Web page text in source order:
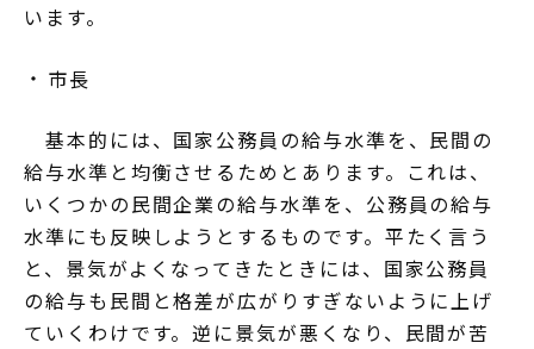
います。
市長
基本的には、国家公務員の給与水準を、民間の
給与水準と均衡させるためとあります。これは、
いくつかの民間企業の給与水準を、公務員の給与
水準にも反映しようとするものです。平たく言う
と、景気がよくなってきたときには、国家公務員
の給与も民間と格差が広がりすぎないように上げ
ていくわけです。逆に景気が悪くなり、民間が苦